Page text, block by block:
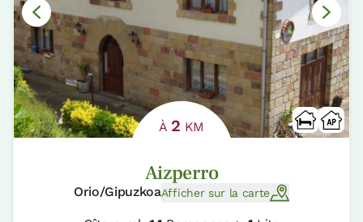
À 2 KM
Aizperro
Orio/GipuzkoaAfficher sur la carte